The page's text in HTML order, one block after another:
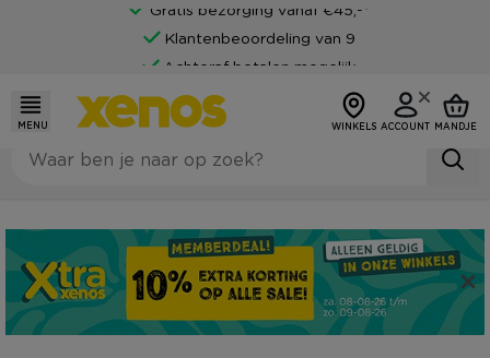
Gratis bezorging vanaf €45,-*
Klantenbeoordeling van 9
Achteraf betalen mogelijk
MENU WINKELS ACCOUNT MANDJE